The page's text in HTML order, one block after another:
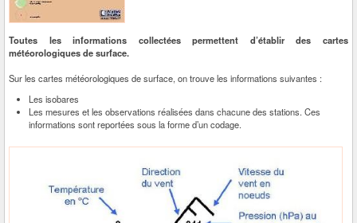
Toutes les informations collectées permettent d’établir des cartes
météorologiques de surface.
Sur les cartes météorologiques de surface, on trouve les informations suivantes :
Les isobares
Les mesures et les observations réalisées dans chacune des stations. Ces
informations sont reportées sous la forme d’un codage.